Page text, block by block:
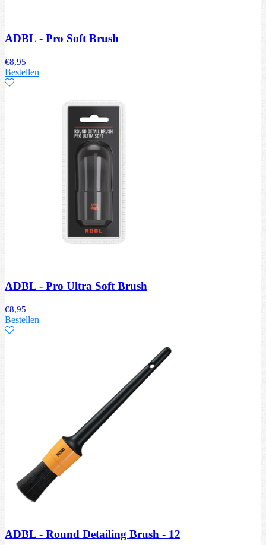
ADBL - Pro Soft Brush
€8,95
Bestellen
ADBL - Pro Ultra Soft Brush
€8,95
Bestellen
ADBL - Round Detailing Brush - 12